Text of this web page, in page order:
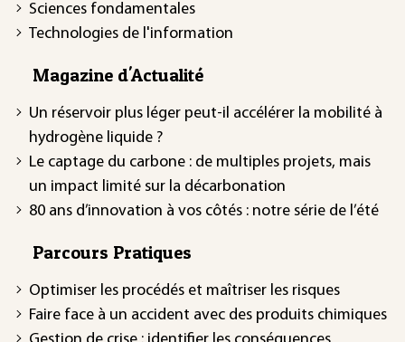
Sciences fondamentales
Technologies de l'information
Magazine d'Actualité
Un réservoir plus léger peut-il accélérer la mobilité à
hydrogène liquide ?
Le captage du carbone : de multiples projets, mais
un impact limité sur la décarbonation
80 ans d’innovation à vos côtés : notre série de l’été
Parcours Pratiques
Optimiser les procédés et maîtriser les risques
Faire face à un accident avec des produits chimiques